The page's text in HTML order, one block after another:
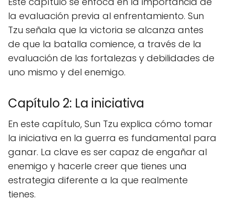
la evaluación previa al enfrentamiento. Sun
Tzu señala que la victoria se alcanza antes
de que la batalla comience, a través de la
evaluación de las fortalezas y debilidades de
uno mismo y del enemigo.
Capítulo 2: La iniciativa
En este capítulo, Sun Tzu explica cómo tomar
la iniciativa en la guerra es fundamental para
ganar. La clave es ser capaz de engañar al
enemigo y hacerle creer que tienes una
estrategia diferente a la que realmente
tienes.